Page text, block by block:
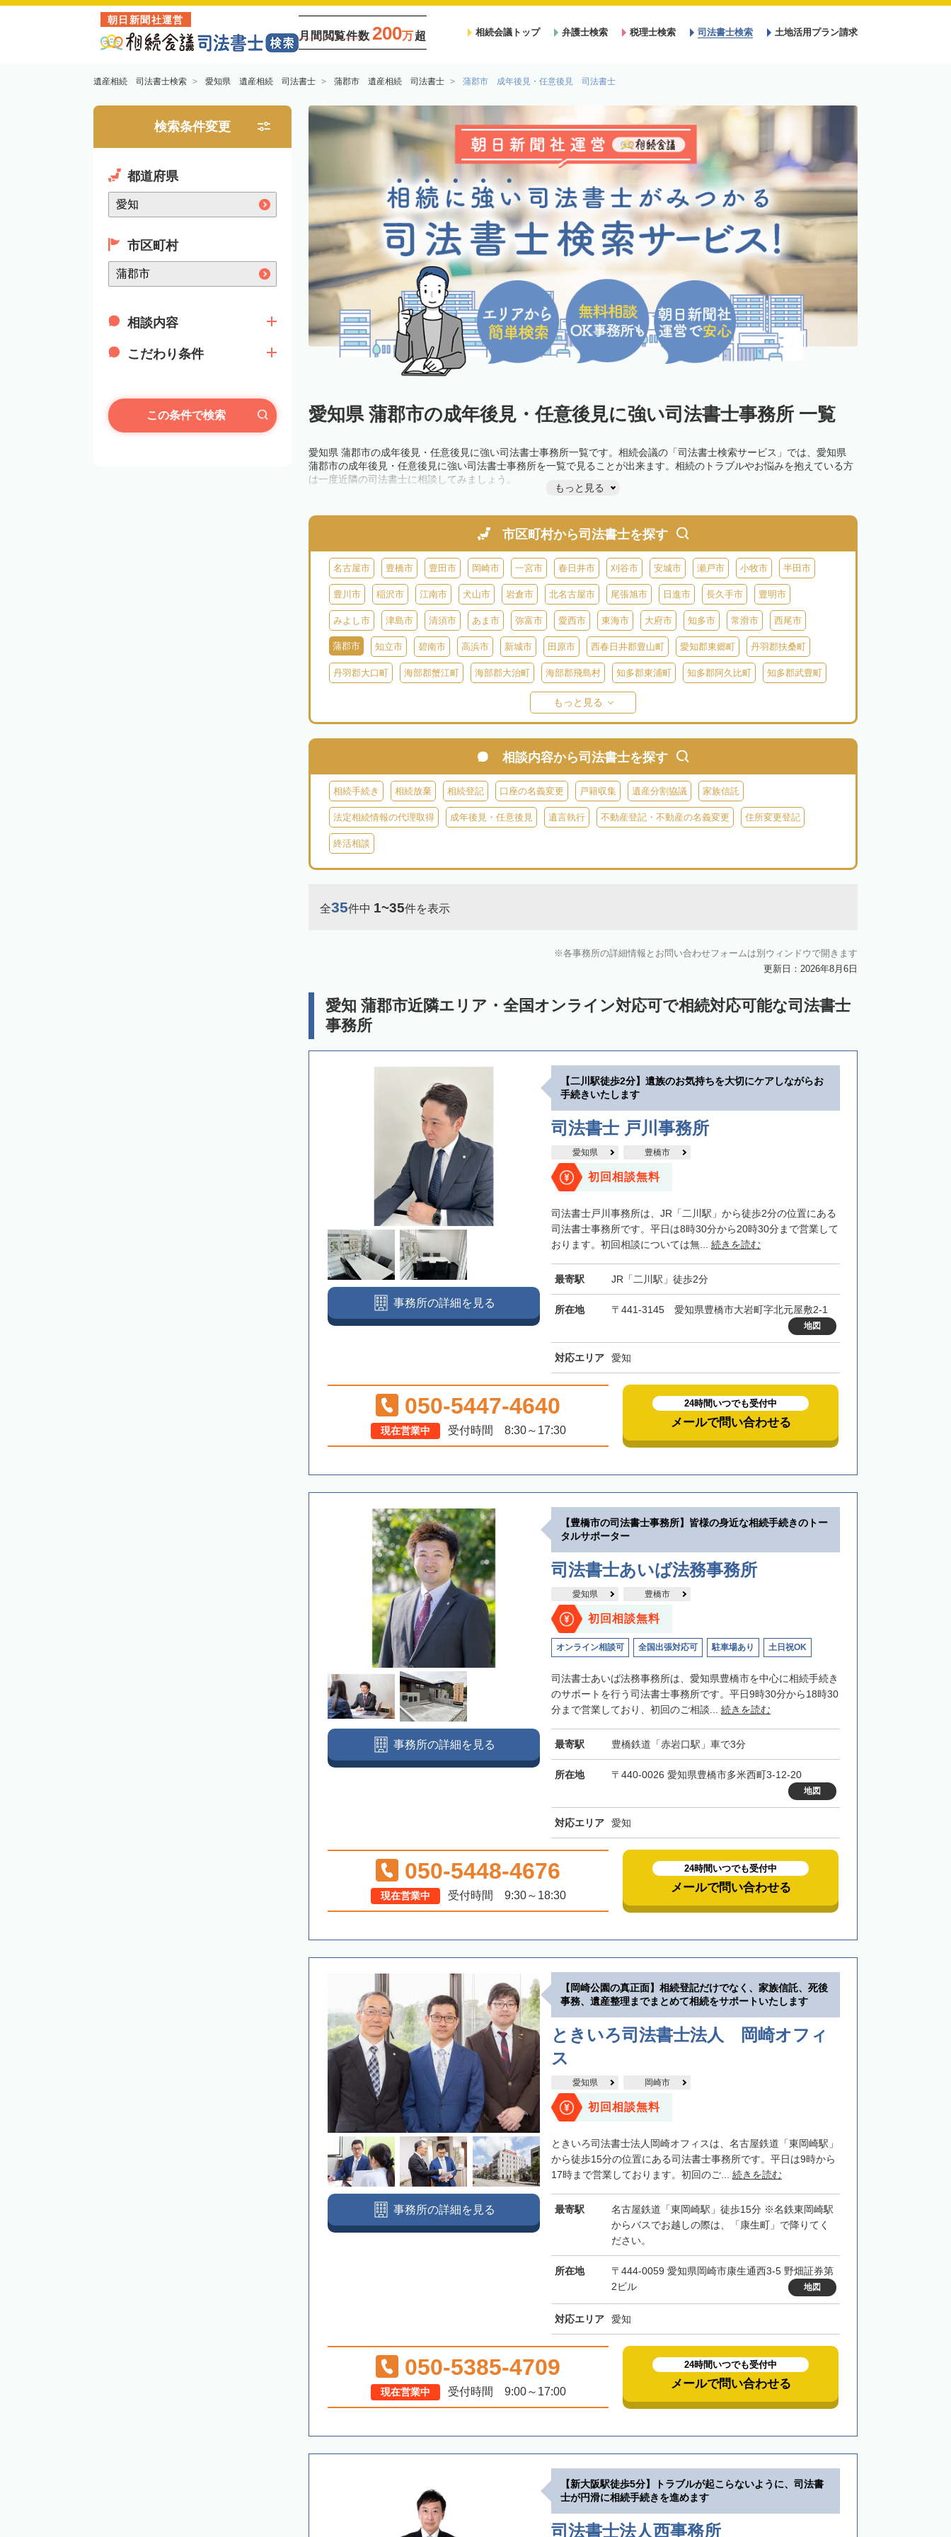
朝日新聞社運営
月間閲覧件数 200万超 相続会議トップ 弁護士検索 税理士検索 司法書士検索 土地活用プラン請求
遺産相続 司法書士検索 愛知県 遺産相続 司法書士 蒲郡市 遺産相続 司法書士 蒲郡市 成年後見・任意後見 司法書士
検索条件変更
都道府県
市区町村
相談内容
こだわり条件
この条件で検索 愛知県 蒲郡市の成年後見・任意後見に強い司法書士事務所 一覧
愛知県 蒲郡市の成年後見・任意後見に強い司法書士事務所一覧です。相続会議の「司法書士検索サービス」では、愛知県
蒲郡市の成年後見・任意後見に強い司法書士事務所を一覧で見ることが出来ます。相続のトラブルやお悩みを抱えている方
は一度近隣の司法書士に相談してみましょう。
もっと見る
市区町村から司法書士を探す
名古屋市 豊橋市 豊田市 岡崎市 一宮市 春日井市 刈谷市 安城市 瀬戸市 小牧市 半田市
豊川市 稲沢市 江南市 犬山市 岩倉市 北名古屋市 尾張旭市 日進市 長久手市 豊明市
みよし市 津島市 清須市 あま市 弥富市 愛西市 東海市 大府市 知多市 常滑市 西尾市
蒲郡市 知立市 碧南市 高浜市 新城市 田原市 西春日井郡豊山町 愛知郡東郷町 丹羽郡扶桑町
丹羽郡大口町 海部郡蟹江町 海部郡大治町 海部郡飛島村 知多郡東浦町 知多郡阿久比町 知多郡武豊町
北設楽郡設楽町
もっと見る
相談内容から司法書士を探す
相続手続き 相続放棄 相続登記 口座の名義変更 戸籍収集 遺産分割協議 家族信託
法定相続情報の代理取得 成年後見・任意後見 遺言執行 不動産登記・不動産の名義変更 住所変更登記
終活相談
全35件中 1~35件を表示
各事務所の詳細情報とお問い合わせフォームは別ウィンドウで開きます
更新日：2026年8月6日
愛知 蒲郡市近隣エリア・全国オンライン対応可で相続対応可能な司法書士
事務所
【二川駅徒歩2分】遺族のお気持ちを大切にケアしながらお
手続きいたします
司法書士 戸川事務所
愛知県 豊橋市
初回相談無料
司法書士戸川事務所は、JR「二川駅」から徒歩2分の位置にある
司法書士事務所です。平日は8時30分から20時30分まで営業して
おります。初回相談については無... 続きを読む
最寄駅 JR「二川駅」徒歩2分
所在地 〒441-3145 愛知県豊橋市大岩町字北元屋敷2-1
地図
対応エリア 愛知
事務所の詳細を見る
050-5447-4640
現在営業中 受付時間 8:30～17:30
24時間いつでも受付中
メールで問い合わせる
【豊橋市の司法書士事務所】皆様の身近な相続手続きのトー
タルサポーター
司法書士あいば法務事務所
愛知県 豊橋市
初回相談無料
オンライン相談可 全国出張対応可 駐車場あり 土日祝OK
司法書士あいば法務事務所は、愛知県豊橋市を中心に相続手続き
のサポートを行う司法書士事務所です。平日9時30分から18時30
分まで営業しており、初回のご相談... 続きを読む
最寄駅 豊橋鉄道「赤岩口駅」車で3分
所在地 〒440-0026 愛知県豊橋市多米西町3-12-20
地図
対応エリア 愛知
事務所の詳細を見る
050-5448-4676
現在営業中 受付時間 9:30～18:30
24時間いつでも受付中
メールで問い合わせる
【岡崎公園の真正面】相続登記だけでなく、家族信託、死後
事務、遺産整理までまとめて相続をサポートいたします
ときいろ司法書士法人 岡崎オフィ
ス
愛知県 岡崎市
初回相談無料
ときいろ司法書士法人岡崎オフィスは、名古屋鉄道「東岡崎駅」
から徒歩15分の位置にある司法書士事務所です。平日は9時から
17時まで営業しております。初回のご... 続きを読む
最寄駅
名古屋鉄道「東岡崎駅」徒歩15分 ※名鉄東岡崎駅
からバスでお越しの際は、「康生町」で降りてく
ださい。
所在地
〒444-0059 愛知県岡崎市康生通西3-5 野畑証券第
2ビル
地図
対応エリア 愛知
事務所の詳細を見る
050-5385-4709
現在営業中 受付時間 9:00～17:00
24時間いつでも受付中
メールで問い合わせる
【新大阪駅徒歩5分】トラブルが起こらないように、司法書
士が円滑に相続手続きを進めます
司法書士法人西事務所